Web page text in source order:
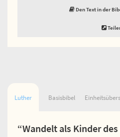
Den Text in der
Luther Basisbibel
“Wandelt als Kinder